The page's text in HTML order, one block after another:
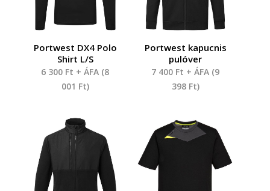
Portwest DX4 Polo
Shirt L/S
6 300 Ft + ÁFA (8
001 Ft)
Portwest kapucnis
pulóver
7 400 Ft + ÁFA (9
398 Ft)